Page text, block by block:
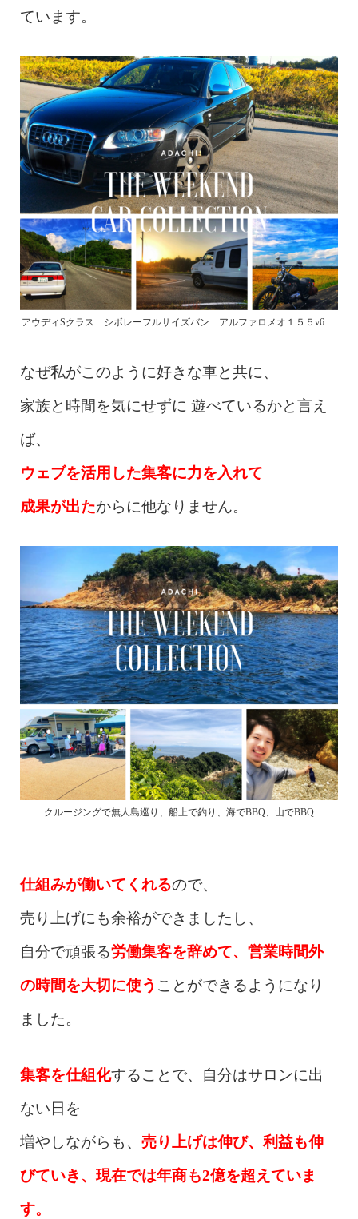
ています。
アウディSクラス シボレーフルサイズバン アルファロメオ１５５v6
なぜ私がこのように好きな車と共に、
家族と時間を気にせずに 遊べているかと言え
ば、
ウェブを活用した集客に力を入れて
成果が出たからに他なりません。
クルージングで無人島巡り、船上で釣り、海でBBQ、山でBBQ
仕組みが働いてくれるので、
売り上げにも余裕ができましたし、
自分で頑張る労働集客を辞めて、営業時間外
の時間を大切に使う ことができるようになり
ました。
集客を仕組化することで、自分はサロンに出
ない日を
増やしながらも、 売り上げは伸び、利益も伸
びていき、現在では年商も2億を超えていま
す。